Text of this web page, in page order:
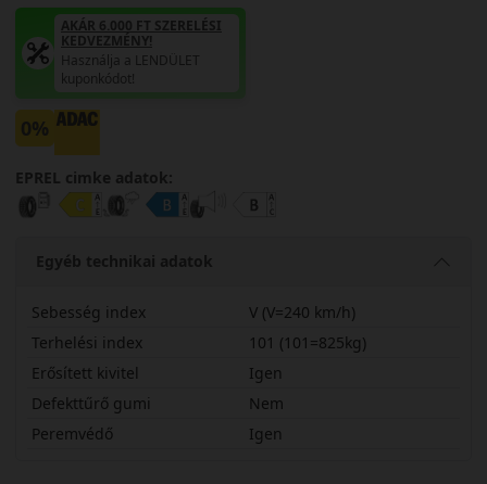
AKÁR 6.000 FT SZERELÉSI
KEDVEZMÉNY!
Használja a LENDÜLET
kuponkódot!
0%
EPREL cimke adatok:
Egyéb technikai adatok
Sebesség index
V (V=240 km/h)
Terhelési index
101 (101=825kg)
Erősített kivitel
Igen
Defekttűrő gumi
Nem
Peremvédő
Igen